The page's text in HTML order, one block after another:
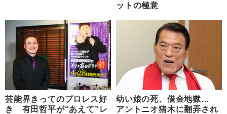
ットの極意
芸能界きってのプロレス好
き 有田哲平が“あえて”レ
幼い娘の死、借金地獄…
アントニオ猪木に翻弄され